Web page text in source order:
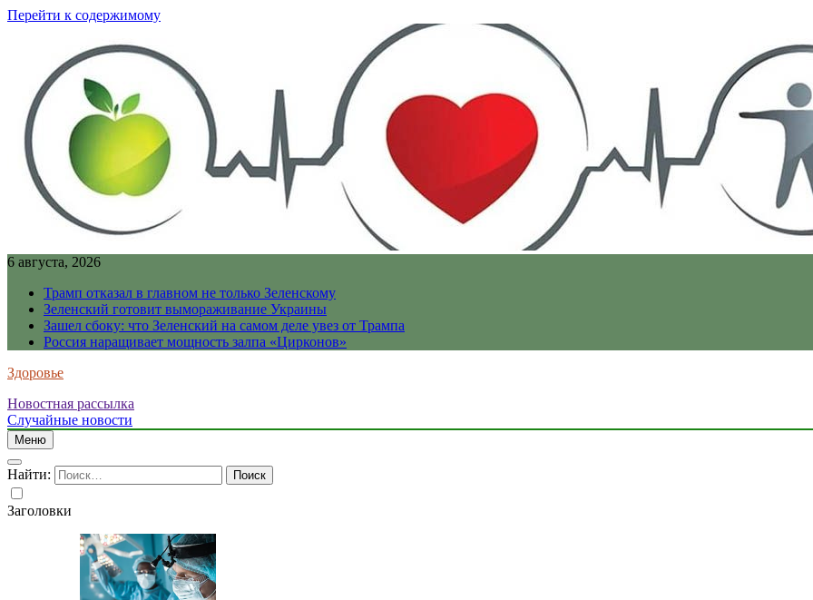
Перейти к содержимому
6 августа, 2026
Трамп отказал в главном не только Зеленскому
Зеленский готовит вымораживание Украины
Зашел сбоку: что Зеленский на самом деле увез от Трампа
Россия наращивает мощность залпа «Цирконов»
Здоровье
Новостная рассылка
Случайные новости
Меню
Найти:
Заголовки